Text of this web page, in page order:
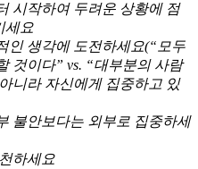
시작하여 두려운 상황에 점
세요
인 생각에 도전하세요(“모두
것이다” vs. “대부분의 사람
니라 자신에게 집중하고 있
불안보다는 외부로 집중하세
하세요